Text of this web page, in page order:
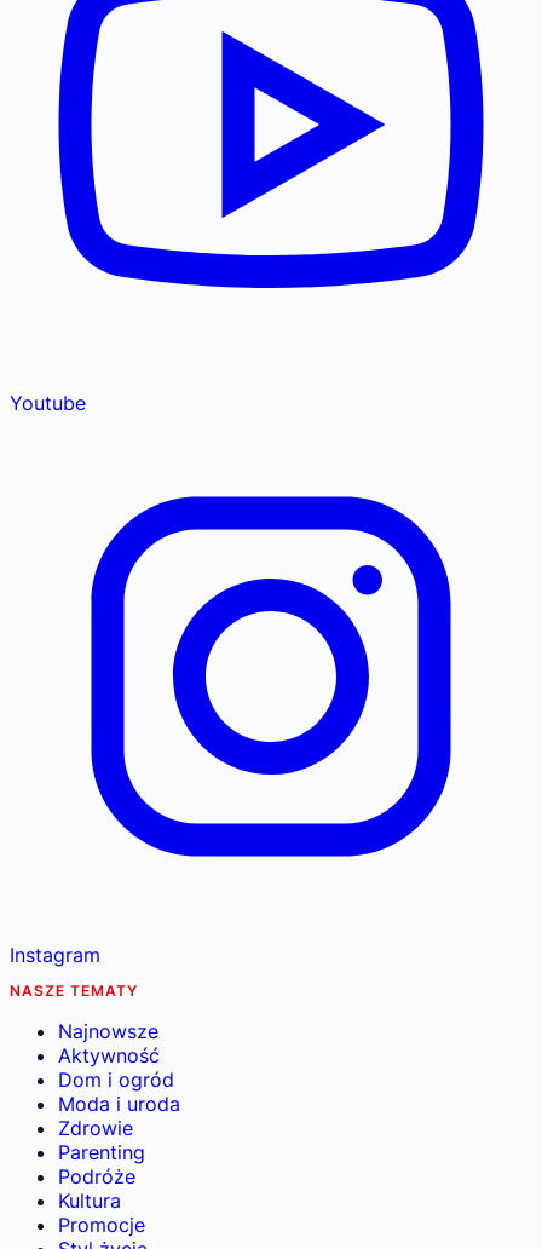
Youtube
Instagram
NASZE TEMATY
Najnowsze
Aktywność
Dom i ogród
Moda i uroda
Zdrowie
Parenting
Podróże
Kultura
Promocje